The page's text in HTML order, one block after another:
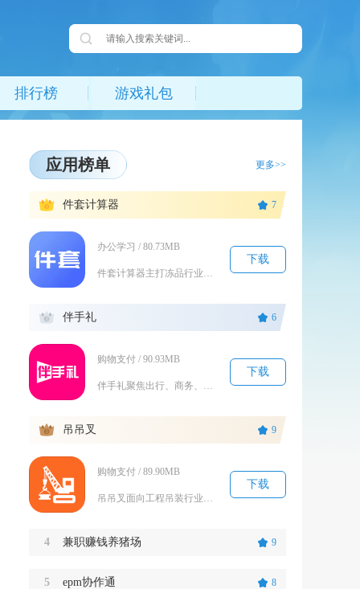
排行榜 游戏礼包
应用榜单 更多>>
1 件套计算器 7
办公学习 / 80.73MB
下载
2 伴手礼 6
购物支付 / 90.93MB
下载
3 吊吊叉 9
购物支付 / 89.90MB
下载
4 兼职赚钱养猪场 9
5 epm协作通 8